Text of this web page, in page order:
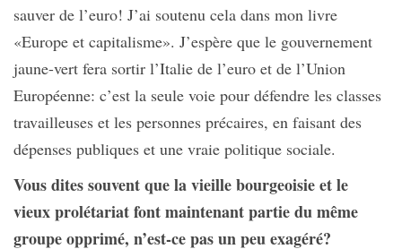
sauver de l’euro! J’ai soutenu cela dans mon livre
«Europe et capitalisme». J’espère que le gouvernement
jaune-vert fera sortir l’Italie de l’euro et de l’Union
Européenne: c’est la seule voie pour défendre les classes
travailleuses et les personnes précaires, en faisant des
dépenses publiques et une vraie politique sociale.
Vous dites souvent que la vieille bourgeoisie et le
vieux prolétariat font maintenant partie du même
groupe opprimé, n’est-ce pas un peu exagéré?